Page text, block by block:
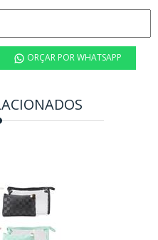
ORÇAR POR WHATSAPP